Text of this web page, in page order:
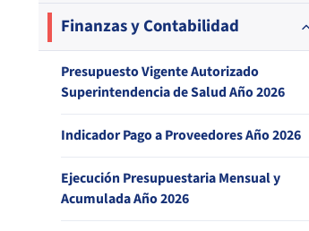
Organigrama y Estructura Orgánica
Atribuciones de la Institución según
DFL N°1, MINSAL
Balance de Gestión Integral
Bonificación de estímulo por desempeño
funcionario/a individual
Satisfacción Usuaria
Estudio de satisfacción de usuarios –
Sistema de Salud
Archivo histórico de documentos
Finanzas y Contabilidad
Presupuesto Vigente Autorizado
Superintendencia de Salud Año 2026
Indicador Pago a Proveedores Año 2026
Ejecución Presupuestaria Mensual y
Acumulada Año 2026